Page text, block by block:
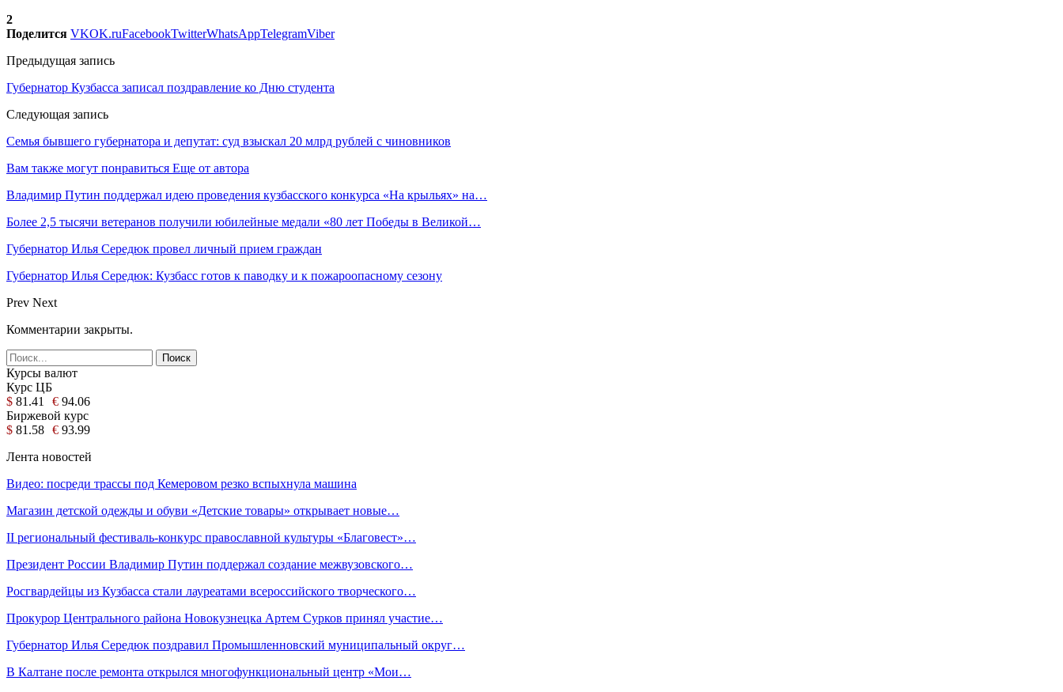
2
Поделится VKOK.ruFacebookTwitterWhatsAppTelegramViber
Предыдущая запись
Губернатор Кузбасса записал поздравление ко Дню студента
Следующая запись
Семья бывшего губернатора и депутат: суд взыскал 20 млрд рублей с чиновников
Вам также могут понравиться Еще от автора
Владимир Путин поддержал идею проведения кузбасского конкурса «На крыльях» на…
Более 2,5 тысячи ветеранов получили юбилейные медали «80 лет Победы в Великой…
Губернатор Илья Середюк провел личный прием граждан
Губернатор Илья Середюк: Кузбасс готов к паводку и к пожароопасному сезону
Prev Next
Комментарии закрыты.
Курсы валют
Курс ЦБ
$ 81.41 € 94.06
Биржевой курс
$ 81.58 € 93.99
Лента новостей
Видео: посреди трассы под Кемеровом резко вспыхнула машина
Магазин детской одежды и обуви «Детские товары» открывает новые…
II региональный фестиваль-конкурс православной культуры «Благовест»…
Президент России Владимир Путин поддержал создание межвузовского…
Росгвардейцы из Кузбасса стали лауреатами всероссийского творческого…
Прокурор Центрального района Новокузнецка Артем Сурков принял участие…
Губернатор Илья Середюк поздравил Промышленновский муниципальный округ…
В Калтане после ремонта открылся многофункциональный центр «Мои…